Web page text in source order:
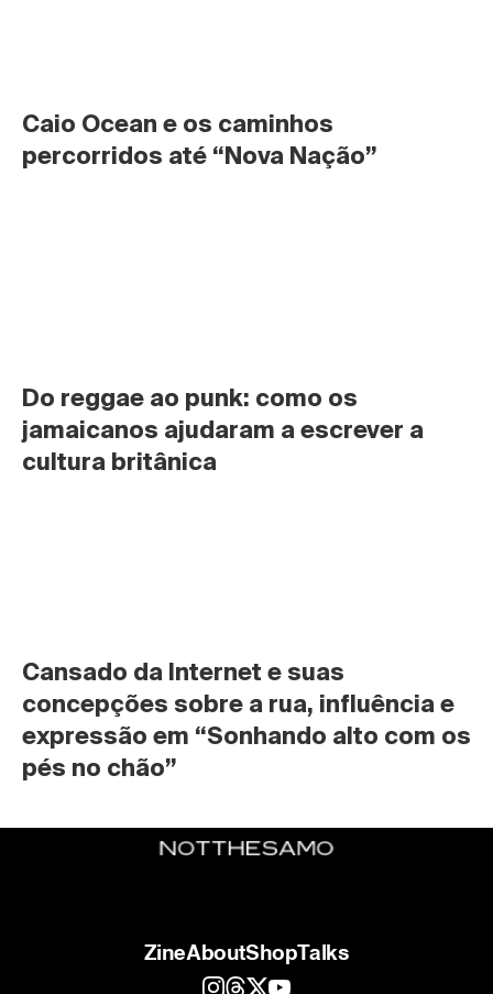
Caio Ocean e os caminhos
percorridos até “Nova Nação”
Do reggae ao punk: como os
jamaicanos ajudaram a escrever a
cultura britânica
Cansado da Internet e suas
concepções sobre a rua, influência e
expressão em “Sonhando alto com os
pés no chão”
ZineAboutShopTalks